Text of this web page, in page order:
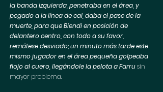
la banda izquierda, penetraba en el área, y
pegado a la línea de cal, daba el pase de la
muerte, para que Biendi en posición de
delantero centro, con todo a su favor,
remátese desviado; un minuto más tarde este
mismo jugador en el área pequeña golpeaba
flojo al cuero, llegándole la pelota a Farru sin
mayor problema.